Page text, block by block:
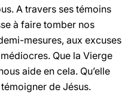
A travers ses témoins
à faire tomber nos
mesures, aux excuses
Que la Vierge
aide en cela. Qu’elle
de Jésus.